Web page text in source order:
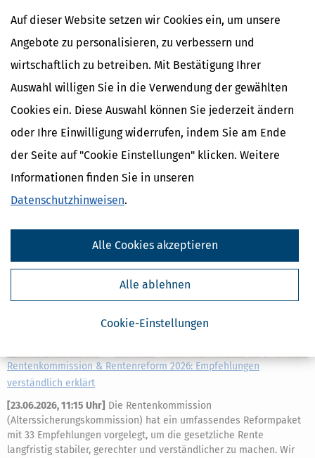
Auf dieser Website setzen wir Cookies ein, um unsere
Angebote zu personalisieren, zu verbessern und
wirtschaftlich zu betreiben. Mit Bestätigung Ihrer
Auswahl willigen Sie in die Verwendung der gewählten
Cookies ein. Diese Auswahl können Sie jederzeit ändern
oder Ihre Einwilligung widerrufen, indem Sie am Ende
der Seite auf "Cookie Einstellungen" klicken. Weitere
Informationen finden Sie in unseren
Datenschutzhinweisen.
Cookie-Einstellungen
Alle ablehnen
Alle Cookies akzeptieren
2026 ändert
24.06.2026, 08:16 Uhr]Ab dem 1. Juli 2026 gilt in der Europäischen
Union eine grundlegende Änderung für den Onlinehandel mit
bis 150 Euro entfällt.
mehr
Rentenkommission & Rentenreform 2026: Empfehlungen
verständlich erklärt
[23.06.2026, 11:15 Uhr] Die Rentenkommission
(Alterssicherungskommission) hat ein umfassendes Reformpaket
mit 33 Empfehlungen vorgelegt, um die gesetzliche Rente
langfristig stabiler, gerechter und verständlicher zu machen. Wir